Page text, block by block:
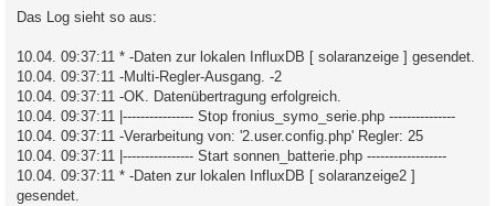
Das Log sieht so aus:
10.04. 09:37:11 * -Daten zur lokalen InfluxDB [ solaranzeige ] gesendet.
10.04. 09:37:11 -Multi-Regler-Ausgang. -2
10.04. 09:37:11 -OK. Datenübertragung erfolgreich.
10.04. 09:37:11 |---------------- Stop fronius_symo_serie.php ---------------
10.04. 09:37:11 -Verarbeitung von: '2.user.config.php' Regler: 25
10.04. 09:37:11 |---------------- Start sonnen_batterie.php ------------------
10.04. 09:37:11 * -Daten zur lokalen InfluxDB [ solaranzeige2 ]
gesendet.